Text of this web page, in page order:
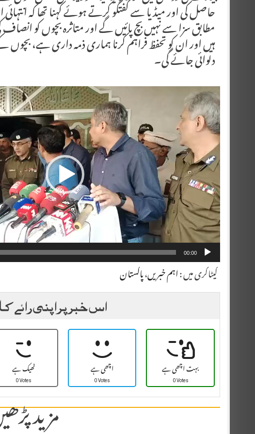
حاصل کی اور میڈیا سے گفتگو کرتے ہوئے کہنا تھا کہ
مطابق سزا سے نہیں بچ پائیں گے اور متاثرہ بچوں کو انصاف
ہیں اور ان کو تحفظ فراہم کرنا ہماری ذمہ داری ہے،
دلوائی جائے گی۔
Video
Player
00:00
کیٹاگری میں :اہم خبریں،پاکستان
اس خبر پر اپنی رائے
ٹھیک ہے
0 Votes اچھی ہے
0 Votes بہت اچھی ہے
0 Votes
مزید